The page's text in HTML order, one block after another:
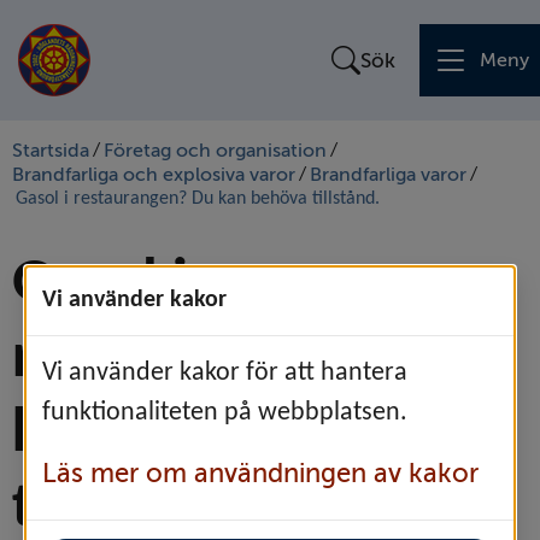
Vi använder kakor
Vi använder kakor för att hantera
funktionaliteten på webbplatsen.
Läs mer om användningen av kakor
Sök Meny
Startsida/ Företag och organisation /
Brandfarliga och explosiva varor/ Brandfarliga varor/
Gasol i restaurangen? Du kan behöva tillstånd.
Gasol i
restaurangen? Du
kan behöva
tillstånd.